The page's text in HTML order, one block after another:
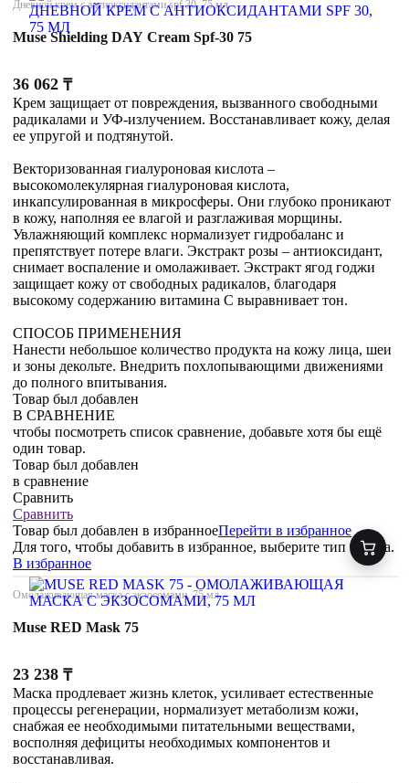
Дневной крем с антиоксидантами spf 30, 75 мл
Muse Shielding DAY Cream Spf-30 75
36 062 ₸
Крем защищает от повреждения, вызванного свободными
радикалами и УФ-излучением. Восстанавливает кожу, делая
ее упругой и подтянутой.
Векторизованная гиалуроновая кислота –
высокомолекулярная гиалуроновая кислота,
инкапсулированная в микросферы. Они глубоко проникают
в кожу, наполняя ее влагой и разглаживая морщины.
Увлажняющий комплекс нормализует гидробаланс и
препятствует потере влаги. Экстракт розы – антиоксидант,
снимает воспаление и омолаживает. Экстракт ягод годжи
защищает кожу от свободных радикалов, благодаря
высокому содержанию витамина С выравнивает тон.
СПОСОБ ПРИМЕНЕНИЯ
Нанести небольшое количество продукта на кожу лица, шеи
и зоны декольте. Внедрить похлопывающими движениями
до полного впитывания.
Товар был добавлен
В СРАВНЕНИЕ
чтобы посмотреть список сравнение, добавьте хотя бы ещё
один товар.
Товар был добавлен
в сравнение
Сравнить
Сравнить
Товар был добавлен в избранноеПерейти в избранное
Для того, чтобы добавить в избранное, выберите тип товара.
В избранное
Омолаживающая маска с экзосомами, 75 мл
Muse RED Mask 75
23 238 ₸
Маска продлевает жизнь клеток, усиливает естественные
процессы регенерации, нормализует метаболизм кожи,
снабжая ее необходимыми питательными веществами,
восполняя дефициты необходимых компонентов и
восстанавливая.